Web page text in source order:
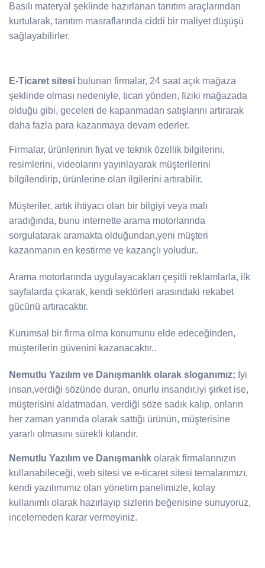
Basılı materyal şeklinde hazırlanan tanıtım araçlarından
kurtularak, tanıtım masraflarında ciddi bir maliyet düşüşü
sağlayabilirler.
E-Ticaret sitesi bulunan firmalar, 24 saat açık mağaza
şeklinde olması nedeniyle, ticari yönden, fiziki mağazada
olduğu gibi, geceleri de kapanmadan satışlarını artırarak
daha fazla para kazanmaya devam ederler.
Firmalar, ürünlerinin fiyat ve teknik özellik bilgilerini,
resimlerini, videolarını yayınlayarak müşterilerini
bilgilendirip, ürünlerine olan ilgilerini artırabilir.
Müşteriler, artık ihtiyacı olan bir bilgiyi veya malı
aradığında, bunu internette arama motorlarında
sorgulatarak aramakta olduğundan,yeni müşteri
kazanmanın en kestirme ve kazançlı yoludur..
Arama motorlarında uygulayacakları çeşitli reklamlarla, ilk
sayfalarda çıkarak, kendi sektörleri arasındaki rekabet
gücünü artıracaktır.
Kurumsal bir firma olma konumunu elde edeceğinden,
müşterilerin güvenini kazanacaktır..
Nemutlu Yazılım ve Danışmanlık olarak sloganımız; İyi
insan,verdiği sözünde duran, onurlu insandır,iyi şirket ise,
müşterisini aldatmadan, verdiği söze sadık kalıp, onların
her zaman yanında olarak sattığı ürünün, müşterisine
yararlı olmasını sürekli kılandır.
Nemutlu Yazılım ve Danışmanlık olarak firmalarınızın
kullanabileceği, web sitesi ve e-ticaret sitesi temalarımızı,
kendi yazılımımız olan yönetim panelimizle, kolay
kullanımlı olarak hazırlayıp sizlerin beğenisine sunuyoruz,
incelemeden karar vermeyiniz.